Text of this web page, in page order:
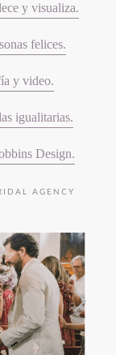
y visualiza.
felices.
y video.
igualitarias.
Design.
AGENCY